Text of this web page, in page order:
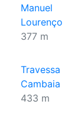
Manuel
Lourenço
377 m
Travessa
Cambaia
433 m